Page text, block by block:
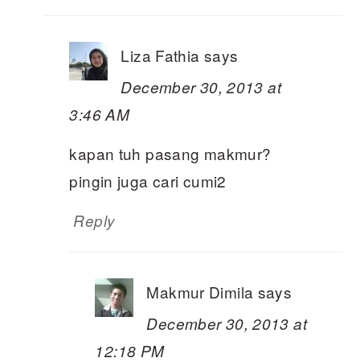
Liza Fathia says
December 30, 2013 at
3:46 AM
kapan tuh pasang makmur?
pingin juga cari cumi2
Reply
Makmur Dimila says
December 30, 2013 at
12:18 PM